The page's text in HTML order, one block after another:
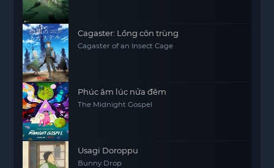
Cagaster: Lồng côn trùng
Cagaster of an Insect Cage
Phúc âm lúc nửa đêm
The Midnight Gospel
Usagi Doroppu
Bunny Drop